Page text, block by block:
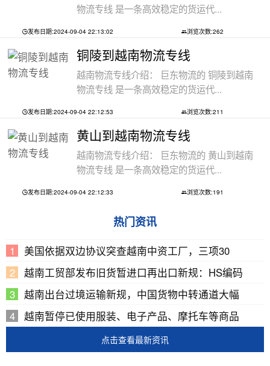
物流专线 是一条高效稳定的货运代...
发布日期:2024-09-04 22:13:02 浏览次数:262
铜陵到越南物流专线
越南物流专线介绍： 巨东物流的 铜陵到越南
物流专线 是一条高效稳定的货运代...
发布日期:2024-09-04 22:12:53 浏览次数:211
黄山到越南物流专线
越南物流专线介绍： 巨东物流的 黄山到越南
物流专线 是一条高效稳定的货运代...
发布日期:2024-09-04 22:12:33 浏览次数:191
热门资讯
美国依据双边协议突查越南中资工厂，三项30
越南工贸部发布旧货暂进口再出口新规：HS编码
越南出台过境运输新规，中国货物中转通道大幅
越南暂停已使用服装、电子产品、摩托车等商品
点击查看最新资讯